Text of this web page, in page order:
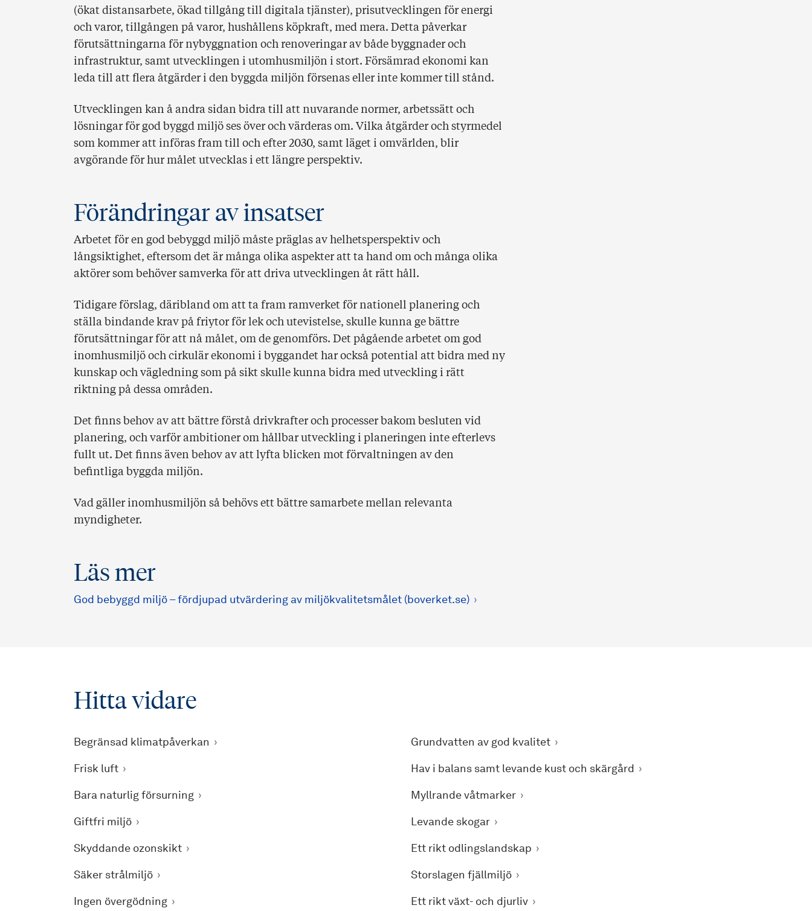
(ökat distansarbete, ökad tillgång till digitala tjänster), prisutvecklingen för energi
och varor, tillgången på varor, hushållens köpkraft, med mera. Detta påverkar
förutsättningarna för nybyggnation och renoveringar av både byggnader och
infrastruktur, samt utvecklingen i utomhusmiljön i stort. Försämrad ekonomi kan
leda till att flera åtgärder i den byggda miljön försenas eller inte kommer till stånd.
Utvecklingen kan å andra sidan bidra till att nuvarande normer, arbetssätt och
lösningar för god byggd miljö ses över och värderas om. Vilka åtgärder och styrmedel
som kommer att införas fram till och efter 2030, samt läget i omvärlden, blir
avgörande för hur målet utvecklas i ett längre perspektiv.
Förändringar av insatser
Arbetet för en god bebyggd miljö måste präglas av helhetsperspektiv och
långsiktighet, eftersom det är många olika aspekter att ta hand om och många olika
aktörer som behöver samverka för att driva utvecklingen åt rätt håll.
Tidigare förslag, däribland om att ta fram ramverket för nationell planering och
ställa bindande krav på friytor för lek och utevistelse, skulle kunna ge bättre
förutsättningar för att nå målet, om de genomförs. Det pågående arbetet om god
inomhusmiljö och cirkulär ekonomi i byggandet har också potential att bidra med ny
kunskap och vägledning som på sikt skulle kunna bidra med utveckling i rätt
riktning på dessa områden.
Det finns behov av att bättre förstå drivkrafter och processer bakom besluten vid
planering, och varför ambitioner om hållbar utveckling i planeringen inte efterlevs
fullt ut. Det finns även behov av att lyfta blicken mot förvaltningen av den
befintliga byggda miljön.
Vad gäller inomhusmiljön så behövs ett bättre samarbete mellan relevanta
myndigheter.
Läs mer
God bebyggd miljö – fördjupad utvärdering av miljökvalitetsmålet (boverket.se)
Hitta vidare
Begränsad klimatpåverkan
Frisk luft
Bara naturlig försurning
Giftfri miljö
Skyddande ozonskikt
Säker strålmiljö
Ingen övergödning
Grundvatten av god kvalitet
Hav i balans samt levande kust och skärgård
Myllrande våtmarker
Levande skogar
Ett rikt odlingslandskap
Storslagen fjällmiljö
Ett rikt växt- och djurliv